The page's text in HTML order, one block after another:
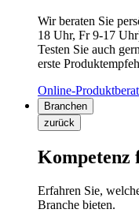
Wir beraten Sie
18 Uhr, Fr 9-17
Testen Sie auch
erste
Online-
Branchen
zurück
Kompetenz
Erfahren Sie,
Branche bieten.